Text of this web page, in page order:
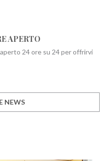
APERTO
24 ore su 24 per offrirvi
NEWS